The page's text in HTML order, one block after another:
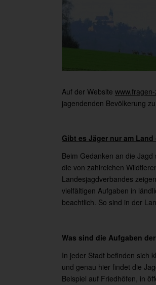
Auf der Website
jagendenden Bevölkerung
Gibt es Jäger nur am
Beim Gedanken an die
die von zahlreichen
Landesjagdverbandes
vielfältigen Aufgaben in
beachtlich. So sind in der
Was sind die Aufgaben
In jeder Stadt befinden sich
und genau hier findet die
Beispiel auf Friedhöfen, in